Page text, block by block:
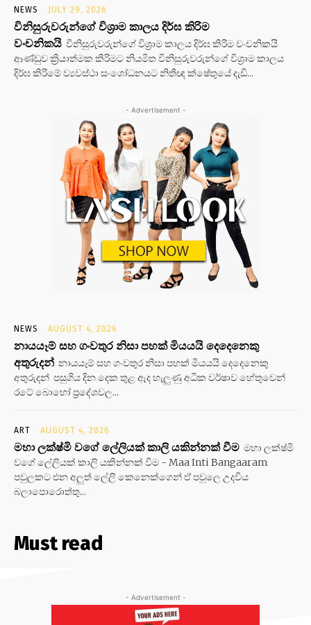
NEWS JULY 29, 2026
විනිසුරුවරුන්ගේ විශ්‍රාම කාලය දිර්ඝ කිරිම
වංචනිකයි විනිසුරුවරුන්ගේ විශ්‍රාම කාලය දිර්ඝ කිරිම වංචනිකයි
ආණ්ඩුව ක්‍රියාත්මක කිරිමට නියමිත විනිසුරුවරුන්ගේ විශ්‍රාම කාලය
දිර්ඝ කිරිමේ ව්‍යවස්ථා සංශෝධනයට නිතීඥ ක්ෂේතුයේ දැඩි...
- Advertisement -
NEWS AUGUST 4, 2026
නායයෑම් සහ ගංවතුර නිසා පහක් මියයයි දෙදෙනෙකු
අතුරුදන් නායයෑම් සහ ගංවතුර නිසා පහක් මියයයි දෙදෙනෙකු
අතුරුදන් පසුගිය දින දෙක තුළ ඇද හැලුණු අධික වර්ෂාව හේතුවෙන්
රටේ බොහෝ ප්‍රදේශවල...
ART AUGUST 4, 2026
මහා ලක්ෂ්මි වගේ ලේලියක් කාලි යකින්නක් වීම මහා ලක්ෂ්මි
වගේ ලේලියක් කාලි යකින්නක් වීම - Maa Inti Bangaaram
පවුලකට එන අලුත් ලේලි කෙනෙක්ගෙන් ඒ පවුලෙ උදවිය
බලාපොරොත්තු...
Must read
- Advertisement -